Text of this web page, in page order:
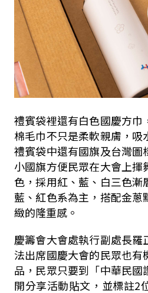
禮賓袋裡還有白色國慶方巾
棉毛巾不只是柔軟親膚，吸
禮賓袋中還有國旗及台灣圖
小國旗方便民眾在大會上
色，採用紅、藍、白三色漸
藍、紅色系為主，搭配金蔥
緻的隆重感。
慶籌會大會處執行副處長
法出席國慶大會的民眾也有
品，民眾只要到「中華民
開分享活動貼文，並標註2